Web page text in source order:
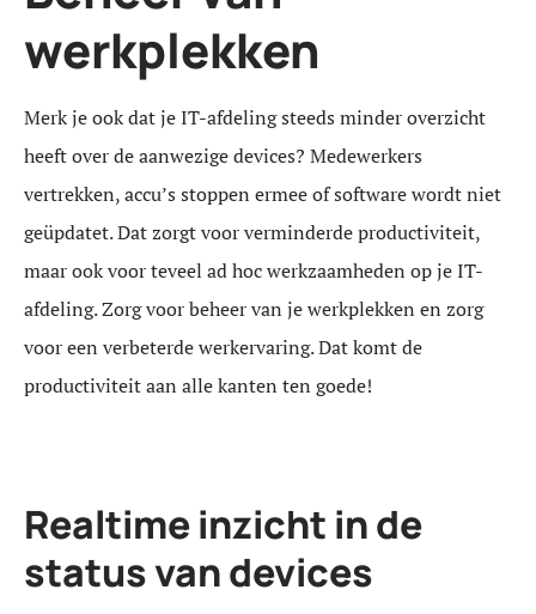
werkplekken
Merk je ook dat je IT-afdeling steeds minder overzicht
heeft over de aanwezige devices? Medewerkers
vertrekken, accu’s stoppen ermee of software wordt niet
geüpdatet. Dat zorgt voor verminderde productiviteit,
maar ook voor teveel ad hoc werkzaamheden op je IT-
afdeling. Zorg voor beheer van je werkplekken en zorg
voor een verbeterde werkervaring. Dat komt de
productiviteit aan alle kanten ten goede!
Realtime inzicht in de
status van devices